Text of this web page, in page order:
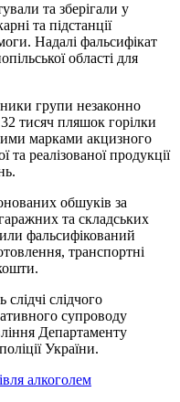
та зберігали у
та підстанції
Надалі фальсифікат
області для
групи незаконно
тисяч пляшок горілки
марками акцизного
та реалізованої продукції
обшуків за
та складських
фальсифікований
транспортні
слідчого
супроводу
Департаменту
України.
алкоголем